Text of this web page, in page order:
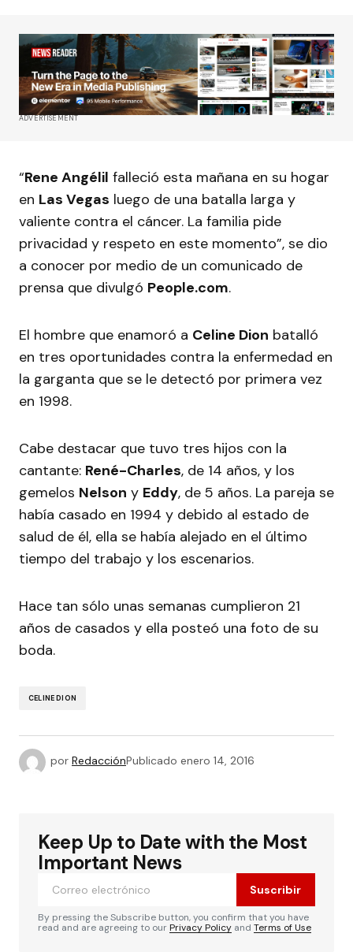
ADVERTISEMENT
“Rene Angélil falleció esta mañana en su hogar
en Las Vegas luego de una batalla larga y
valiente contra el cáncer. La familia pide
privacidad y respeto en este momento”, se dio
a conocer por medio de un comunicado de
prensa que divulgó People.com.
El hombre que enamoró a Celine Dion batalló
en tres oportunidades contra la enfermedad en
la garganta que se le detectó por primera vez
en 1998.
Cabe destacar que tuvo tres hijos con la
cantante: René-Charles, de 14 años, y los
gemelos Nelson y Eddy, de 5 años. La pareja se
había casado en 1994 y debido al estado de
salud de él, ella se había alejado en el último
tiempo del trabajo y los escenarios.
Hace tan sólo unas semanas cumplieron 21
años de casados y ella posteó una foto de su
boda.
CELINE DION
por RedacciónPublicado enero 14, 2016
Keep Up to Date with the Most
Important News
Suscribir
By pressing the Subscribe button, you confirm that you have
read and are agreeing to ourPrivacy Policy and Terms of Use